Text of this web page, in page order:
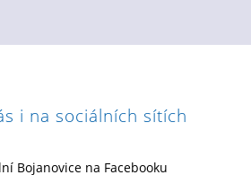
i na sociálních sítích
Bojanovice na Facebooku